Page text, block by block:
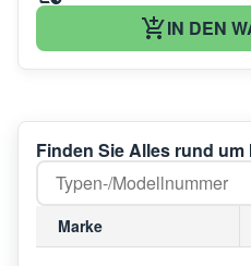
IN DEN
Finden Sie Alles rund um
Marke